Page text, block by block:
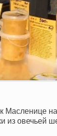
Масленице
из овечьей